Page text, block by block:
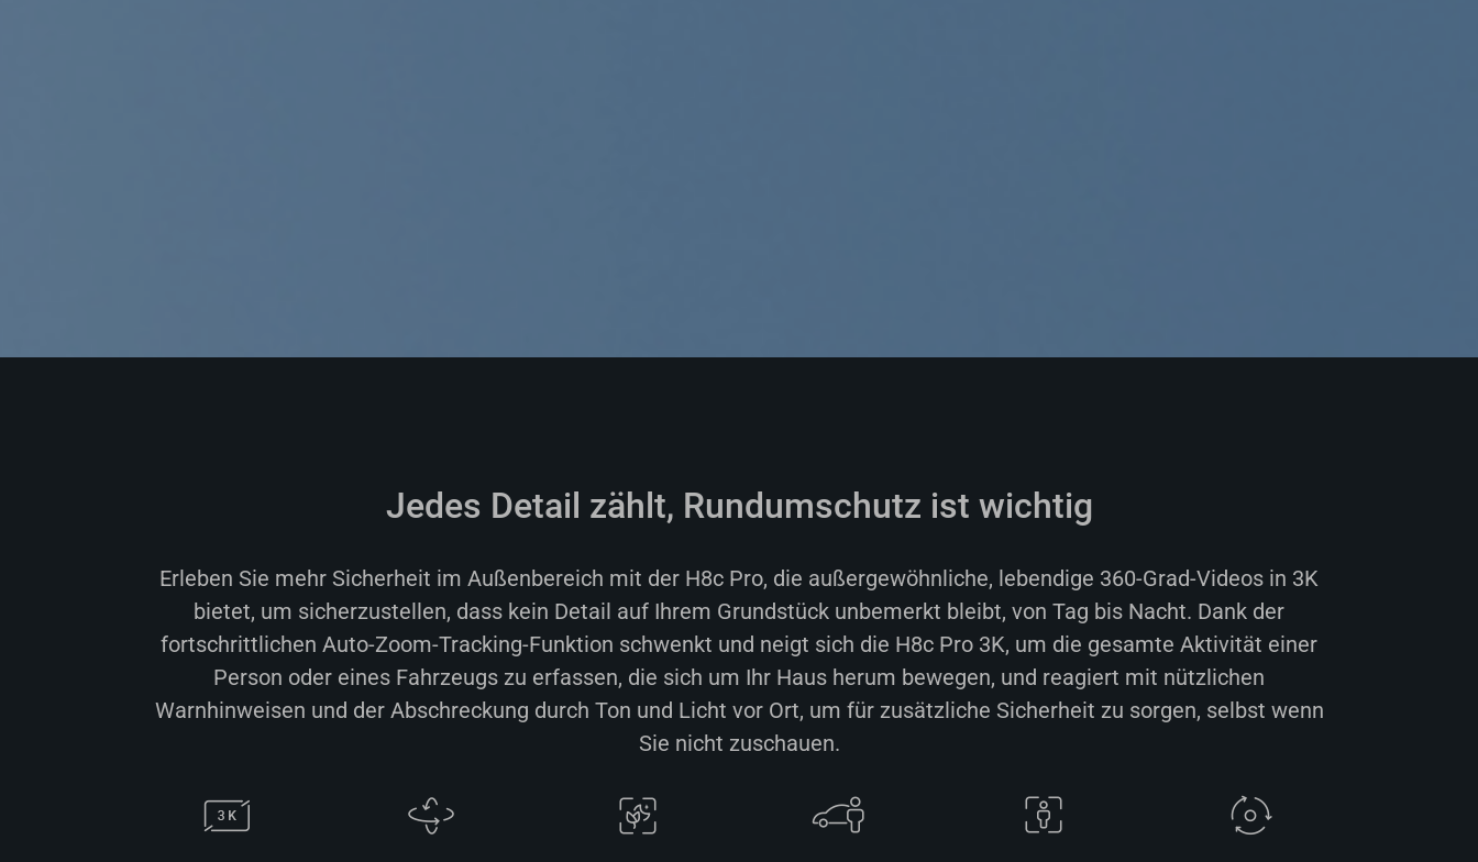
Jedes Detail zählt, Rundumschutz ist wichtig
Erleben Sie mehr Sicherheit im Außenbereich mit der H8c Pro, die außergewöhnliche, lebendige 360-Grad-Videos in 3K
bietet, um sicherzustellen, dass kein Detail auf Ihrem Grundstück unbemerkt bleibt, von Tag bis Nacht. Dank der
fortschrittlichen Auto-Zoom-Tracking-Funktion schwenkt und neigt sich die H8c Pro 3K, um die gesamte Aktivität einer
Person oder eines Fahrzeugs zu erfassen, die sich um Ihr Haus herum bewegen, und reagiert mit nützlichen
Warnhinweisen und der Abschreckung durch Ton und Licht vor Ort, um für zusätzliche Sicherheit zu sorgen, selbst wenn
Sie nicht zuschauen.